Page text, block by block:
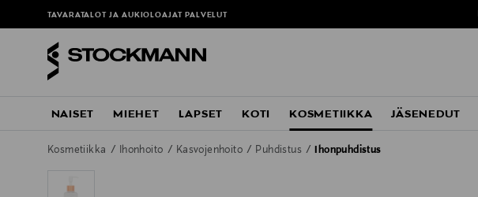
TAVARATALOT JA AUKIOLOAJAT PALVELUT
NAISET MIEHET LAPSET KOTI KOSMETIIKKA JÄSENEDUT
Kosmetiikka Ihonhoito Kasvojenhoito Puhdistus Ihonpuhdistus